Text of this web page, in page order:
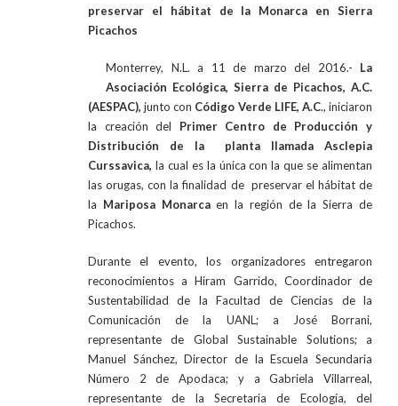
preservar el hábitat de la Monarca en Sierra
Picachos
Monterrey, N.L. a 11 de marzo del 2016.- La
Asociación Ecológica, Sierra de Picachos, A.C.
(AESPAC), junto con Código Verde LIFE, A.C., iniciaron
la creación del Primer Centro de Producción y
Distribución de la planta llamada Asclepia
Curssavica, la cual es la única con la que se alimentan
las orugas, con la finalidad de preservar el hábitat de
la Mariposa Monarcaen la región de la Sierra de
Picachos.
Durante el evento, los organizadores entregaron
reconocimientos a Hiram Garrido, Coordinador de
Sustentabilidad de la Facultad de Ciencias de la
Comunicación de la UANL; a José Borrani,
representante de Global Sustainable Solutions; a
Manuel Sánchez, Director de la Escuela Secundaria
Número 2 de Apodaca; y a Gabriela Villarreal,
representante de la Secretaria de Ecología, del